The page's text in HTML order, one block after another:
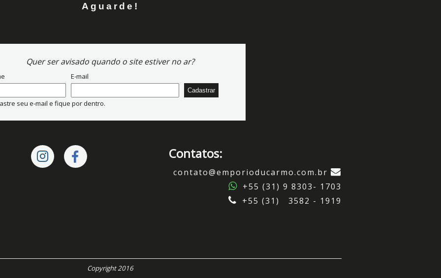
Aguarde!
Quer ser avisado quando o site estiver no ar?
E-mail
seu e-mail e fique por dentro.
Contatos:
contato@emporioducarmo.com.br
+55 (31) 9 8303- 1703
+55 (31) 3582 - 1919
Copyright 2016